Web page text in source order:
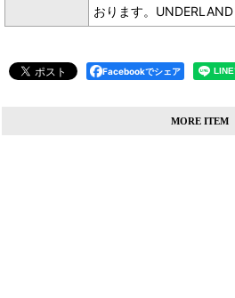
おります。
Facebookでシェア
MORE ITEM